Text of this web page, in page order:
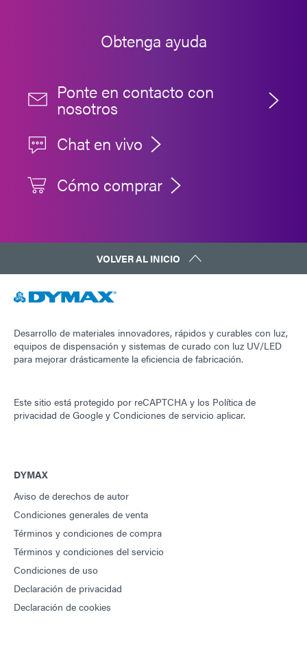
Obtenga ayuda
Ponte en contacto con
nosotros
Chat en vivo
Cómo comprar
VOLVER AL INICIO
Desarrollo de materiales innovadores, rápidos y curables con luz,
equipos de dispensación y sistemas de curado con luz UV/LED
para mejorar drásticamente la eficiencia de fabricación.
Este sitio está protegido por reCAPTCHA y los Política de
privacidad de Google y Condiciones de servicio aplicar.
DYMAX
Aviso de derechos de autor
Condiciones generales de venta
Términos y condiciones de compra
Términos y condiciones del servicio
Condiciones de uso
Declaración de privacidad
Declaración de cookies